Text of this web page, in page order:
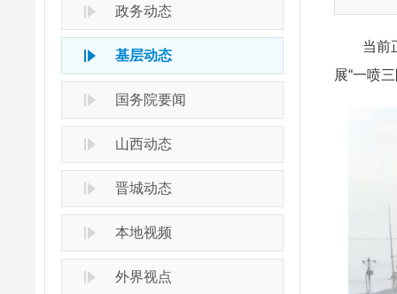
政务动态
基层动态
国务院要闻
山西动态
晋城动态
本地视频
外界视点
当前正
展“一喷